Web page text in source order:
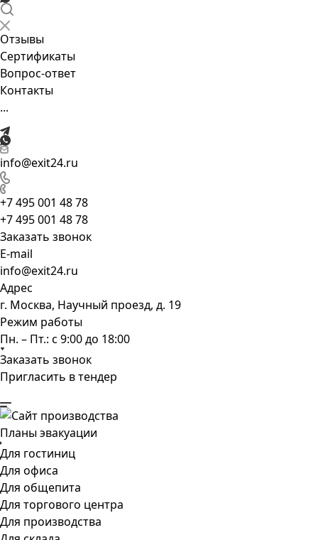
Отзывы
Сертификаты
Вопрос-ответ
Контакты
...
info@exit24.ru
+7 495 001 48 78
+7 495 001 48 78
Заказать звонок
E-mail
info@exit24.ru
Адрес
г. Москва, Научный проезд, д. 19
Режим работы
Пн. – Пт.: с 9:00 до 18:00
Заказать звонок
Пригласить в тендер
Планы эвакуации
Для гостиниц
Для офиса
Для общепита
Для торгового центра
Для производства